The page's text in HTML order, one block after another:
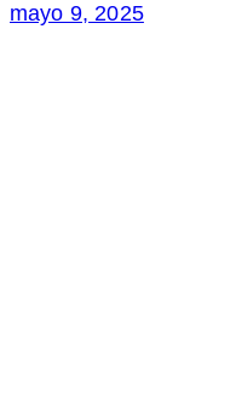
mayo 9, 2025